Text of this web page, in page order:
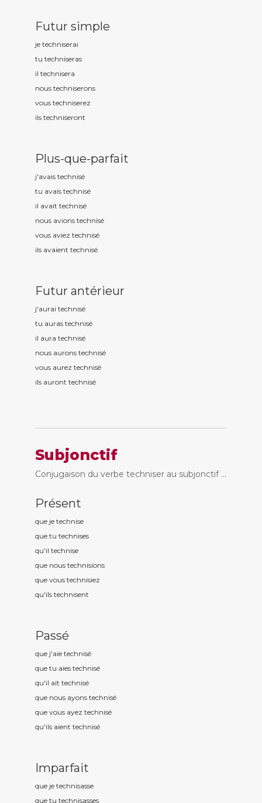
Futur simple
je techniserai
tu techniseras
il technisera
nous techniserons
vous techniserez
ils techniseront
Plus-que-parfait
j'avais technisé
tu avais technisé
il avait technisé
nous avions technisé
vous aviez technisé
ils avaient technisé
Futur antérieur
j'aurai technisé
tu auras technisé
il aura technisé
nous aurons technisé
vous aurez technisé
ils auront technisé
Subjonctif
Conjugaison du verbe techniser au subjonctif ...
Présent
que je technise
que tu technises
qu'il technise
que nous technisions
que vous technisiez
qu'ils technisent
Passé
que j'aie technisé
que tu aies technisé
qu'il ait technisé
que nous ayons technisé
que vous ayez technisé
qu'ils aient technisé
Imparfait
que je technisasse
que tu technisasses